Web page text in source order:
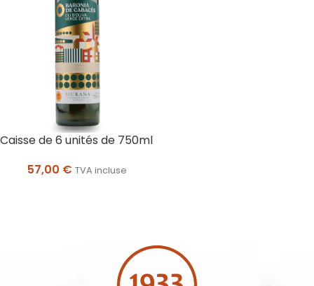
Caisse de 6 unités de 750ml
57,00 € TVA incluse